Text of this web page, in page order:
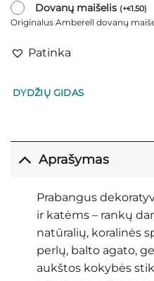
Dovanų maišelis (+€1.50)
Originalus Amberell dovanų
Patinka
DYDŽIŲ GIDAS
Aprašymas
Prabangus
ir katėms – rankų
natūralių, koralinės
perlų, balto agato,
aukštos kokybės